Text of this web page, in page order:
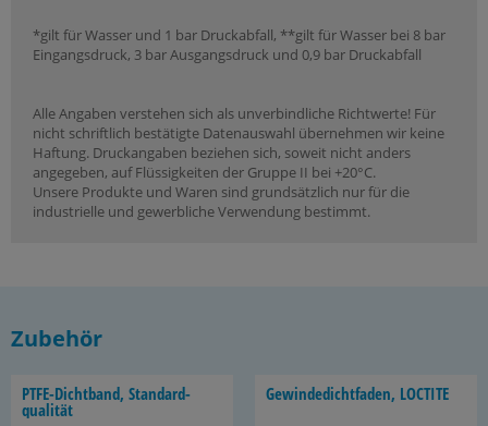
*gilt für Wasser und 1 bar Druckabfall, **gilt für Wasser bei 8 bar
Eingangsdruck, 3 bar Ausgangsdruck und 0,9 bar Druckabfall
Alle Angaben verstehen sich als unverbindliche Richtwerte! Für
nicht schriftlich bestätigte Datenauswahl übernehmen wir keine
Haftung. Druckangaben beziehen sich, soweit nicht anders
angegeben, auf Flüssigkeiten der Gruppe II bei +20°C.
Unsere Produkte und Waren sind grundsätzlich nur für die
industrielle und gewerbliche Verwendung bestimmt.
Zubehör
PTFE-​Dichtband, Stan­dard­
qua­li­tät
Ge­win­de­dicht­fa­den, LOC­TI­TE